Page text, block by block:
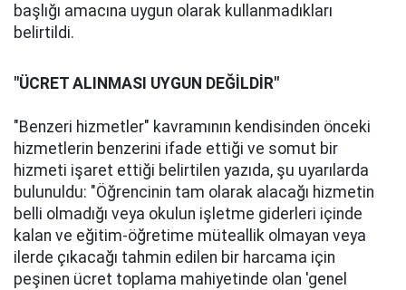
başlığı amacına uygun olarak kullanmadıkları
belirtildi.
"ÜCRET ALINMASI UYGUN DEĞİLDİR"
"Benzeri hizmetler" kavramının kendisinden önceki
hizmetlerin benzerini ifade ettiği ve somut bir
hizmeti işaret ettiği belirtilen yazıda, şu uyarılarda
bulunuldu: "Öğrencinin tam olarak alacağı hizmetin
belli olmadığı veya okulun işletme giderleri içinde
kalan ve eğitim-öğretime müteallik olmayan veya
ilerde çıkacağı tahmin edilen bir harcama için
peşinen ücret toplama mahiyetinde olan 'genel